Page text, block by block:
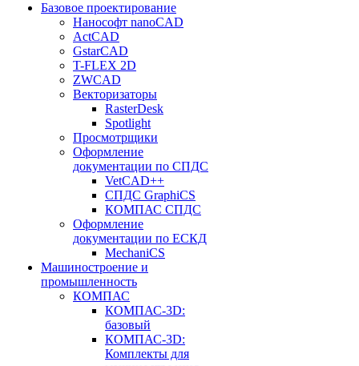
Базовое проектирование
Нанософт nanoCAD
ActCAD
GstarCAD
T-FLEX 2D
ZWCAD
Векторизаторы
RasterDesk
Spotlight
Просмотрщики
Оформление
документации по СПДС
VetCAD++
СПДС GraphiCS
КОМПАС СПДС
Оформление
документации по ЕСКД
MechaniCS
Машиностроение и
промышленность
КОМПАС
КОМПАС-3D:
базовый
КОМПАС-3D:
Комплекты для